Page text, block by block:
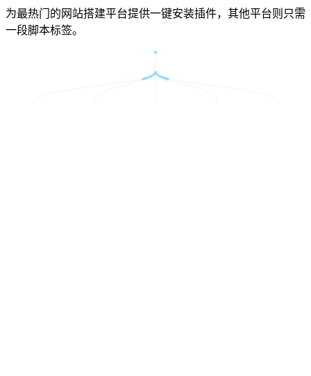
为最热门的网站搭建平台提供一键安装插件，其他平台则只需
一段脚本标签。